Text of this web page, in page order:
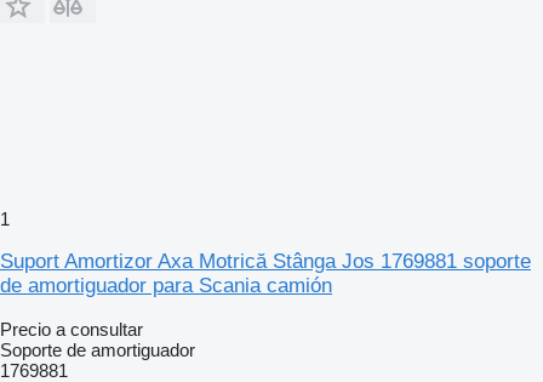
1
Suport Amortizor Axa Motrică Stânga Jos 1769881 soporte
de amortiguador para Scania camión
Precio a consultar
Soporte de amortiguador
1769881